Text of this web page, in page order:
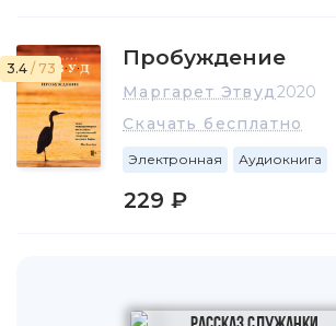
3.4 / 73 Пробуждение
Маргарет Этвуд2020
Скачать бесплатно
Электронная Аудиокнига
229 ₽